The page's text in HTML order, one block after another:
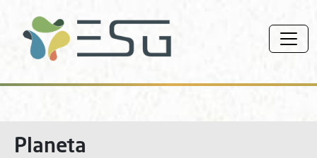
Planeta